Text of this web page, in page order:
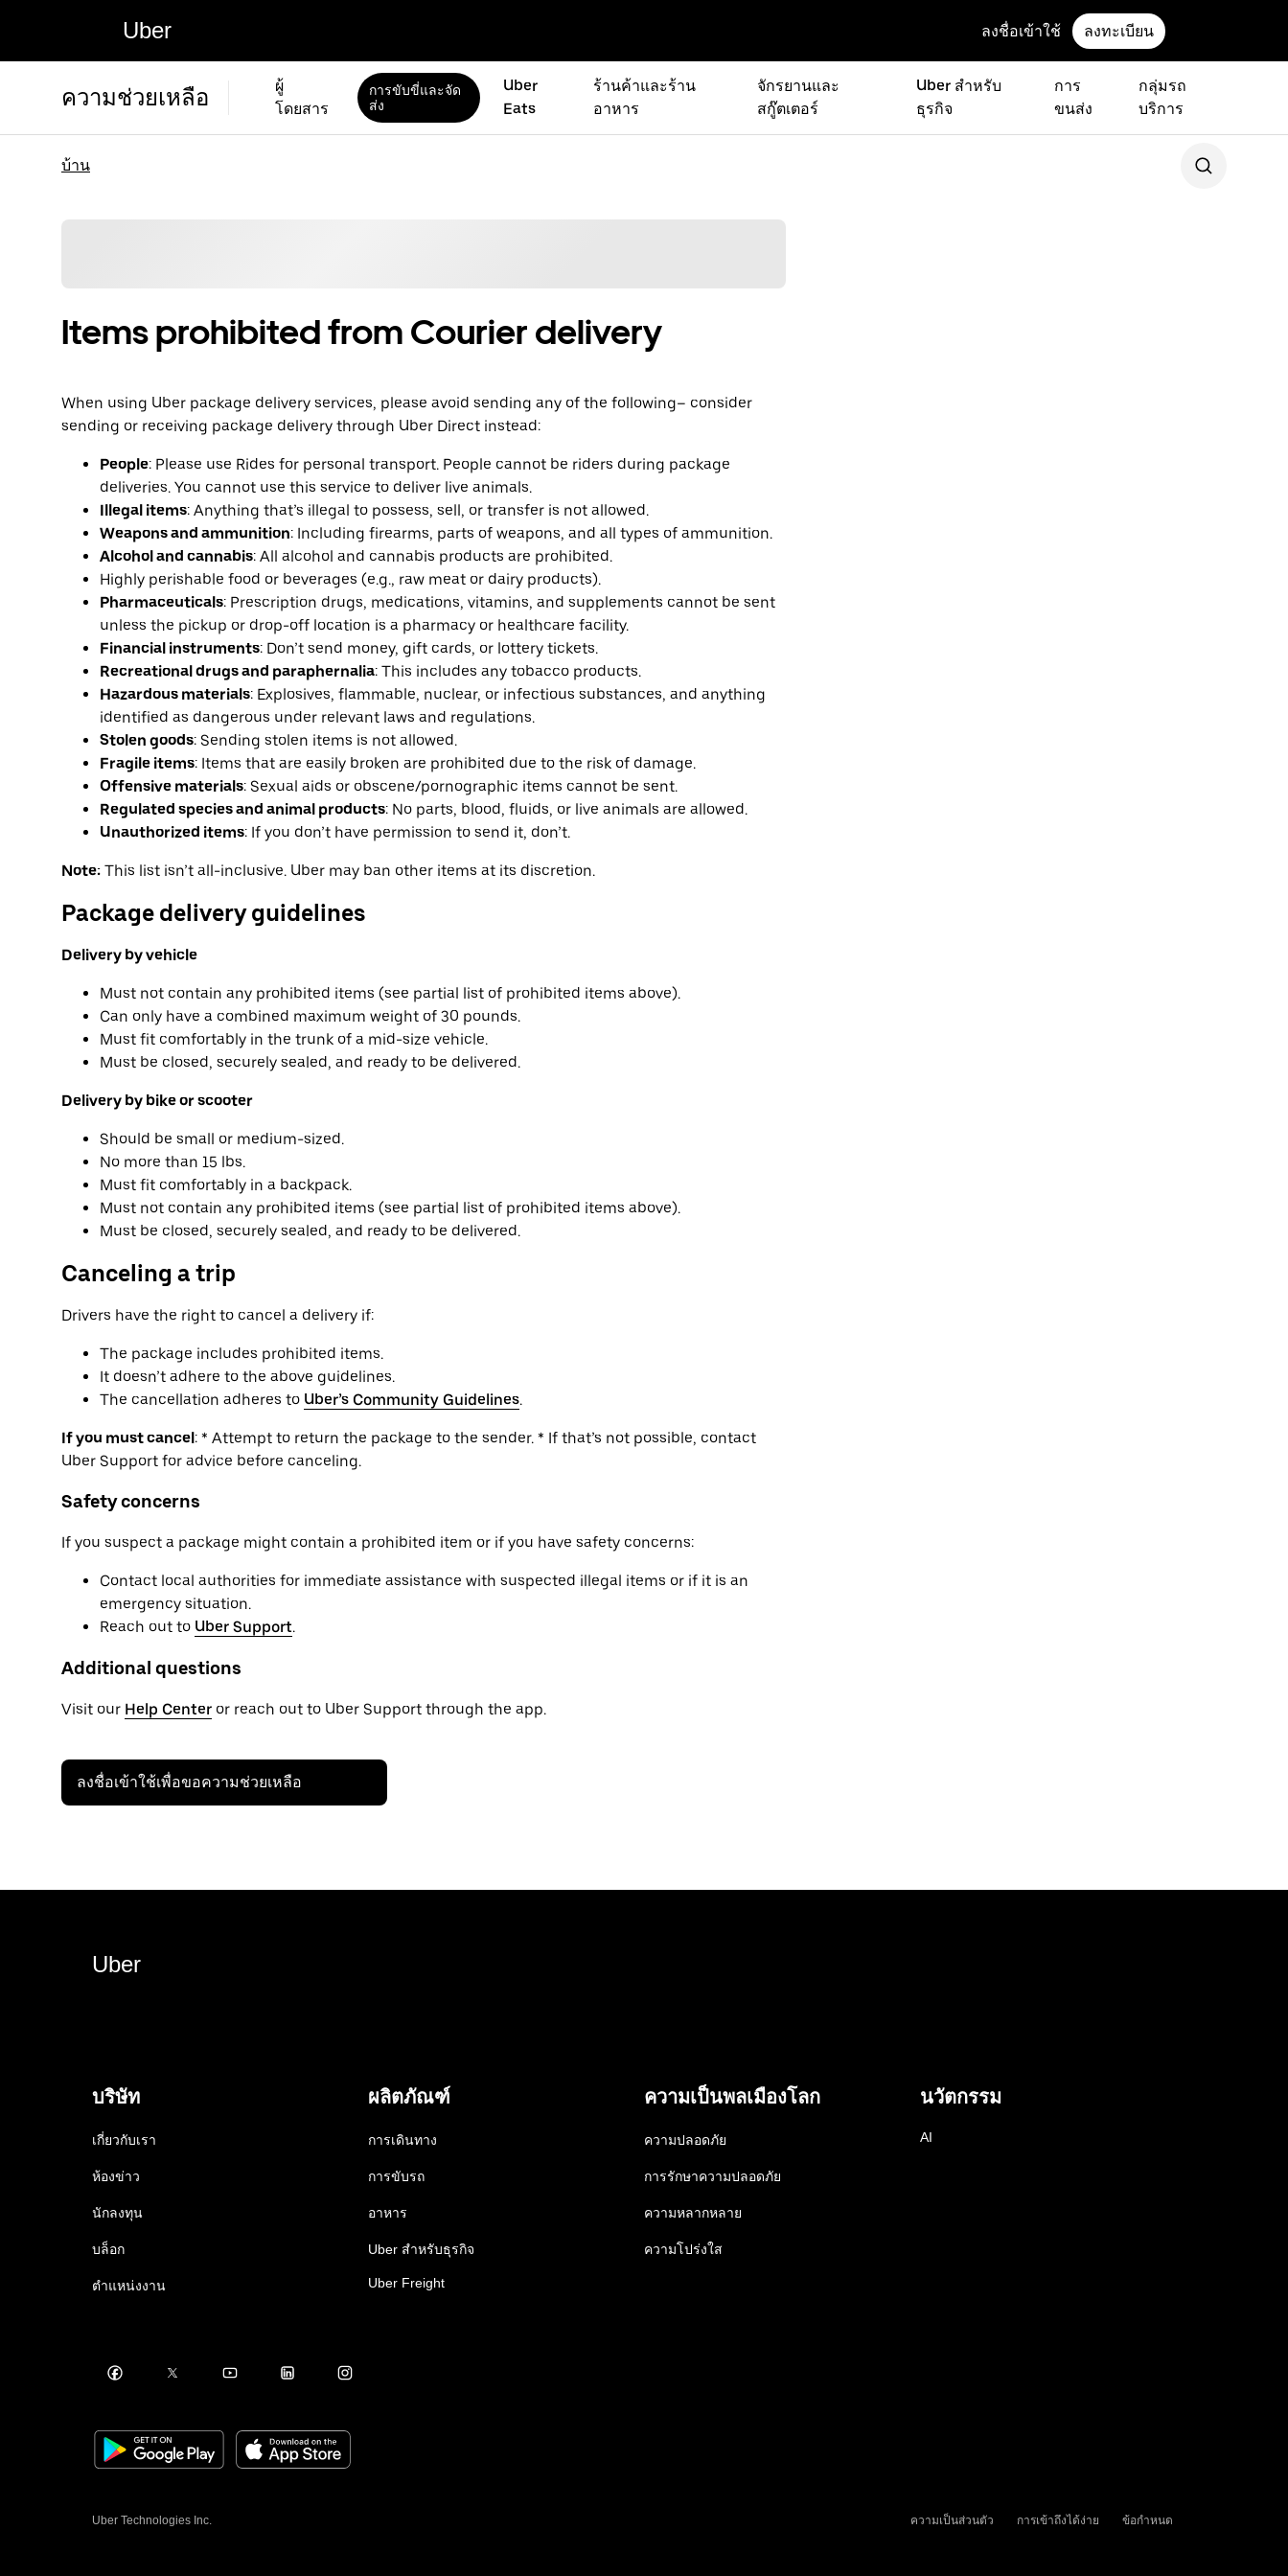
Uber ลงชื่อเข้าใช้ ลงทะเบียน
ความช่วยเหลือ
ผู้
โดยสาร
การขับขี่และจัด
ส่ง
Uber
Eats
ร้านค้าและร้าน
อาหาร
จักรยานและ
สกู๊ตเตอร์
Uber สำหรับ
ธุรกิจ
การ
ขนส่ง
กลุ่มรถ
บริการ
บ้าน
Items prohibited from Courier delivery
When using Uber package delivery services, please avoid sending any of the following– consider
sending or receiving package delivery through Uber Direct instead:
People: Please use Rides for personal transport. People cannot be riders during package
deliveries. You cannot use this service to deliver live animals.
Illegal items: Anything that’s illegal to possess, sell, or transfer is not allowed.
Weapons and ammunition: Including firearms, parts of weapons, and all types of ammunition.
Alcohol and cannabis: All alcohol and cannabis products are prohibited.
Highly perishable food or beverages (e.g., raw meat or dairy products).
Pharmaceuticals: Prescription drugs, medications, vitamins, and supplements cannot be sent
unless the pickup or drop-off location is a pharmacy or healthcare facility.
Financial instruments: Don’t send money, gift cards, or lottery tickets.
Recreational drugs and paraphernalia: This includes any tobacco products.
Hazardous materials: Explosives, flammable, nuclear, or infectious substances, and anything
identified as dangerous under relevant laws and regulations.
Stolen goods: Sending stolen items is not allowed.
Fragile items: Items that are easily broken are prohibited due to the risk of damage.
Offensive materials: Sexual aids or obscene/pornographic items cannot be sent.
Regulated species and animal products: No parts, blood, fluids, or live animals are allowed.
Unauthorized items: If you don’t have permission to send it, don’t.
Note: This list isn’t all-inclusive. Uber may ban other items at its discretion.
Package delivery guidelines
Delivery by vehicle
Must not contain any prohibited items (see partial list of prohibited items above).
Can only have a combined maximum weight of 30 pounds.
Must fit comfortably in the trunk of a mid-size vehicle.
Must be closed, securely sealed, and ready to be delivered.
Delivery by bike or scooter
Should be small or medium-sized.
No more than 15 lbs.
Must fit comfortably in a backpack.
Must not contain any prohibited items (see partial list of prohibited items above).
Must be closed, securely sealed, and ready to be delivered.
Canceling a trip
Drivers have the right to cancel a delivery if:
The package includes prohibited items.
It doesn’t adhere to the above guidelines.
The cancellation adheres to Uber’s Community Guidelines.
If you must cancel: * Attempt to return the package to the sender. * If that’s not possible, contact
Uber Support for advice before canceling.
Safety concerns
If you suspect a package might contain a prohibited item or if you have safety concerns:
Contact local authorities for immediate assistance with suspected illegal items or if it is an
emergency situation.
Reach out to Uber Support.
Additional questions
Visit our Help Center or reach out to Uber Support through the app.
ลงชื่อเข้าใช้เพื่อขอความช่วยเหลือ
Uber
บริษัท
เกี่ยวกับเรา
ห้องข่าว
นักลงทุน
บล็อก
ตำแหน่งงาน
ผลิตภัณฑ์
การเดินทาง
การขับรถ
อาหาร
Uber สำหรับธุรกิจ
Uber Freight
ความเป็นพลเมืองโลก
ความปลอดภัย
การรักษาความปลอดภัย
ความหลากหลาย
ความโปร่งใส
นวัตกรรม
AI
Uber Technologies Inc. ความเป็นส่วนตัว การเข้าถึงได้ง่าย ข้อกำหนด